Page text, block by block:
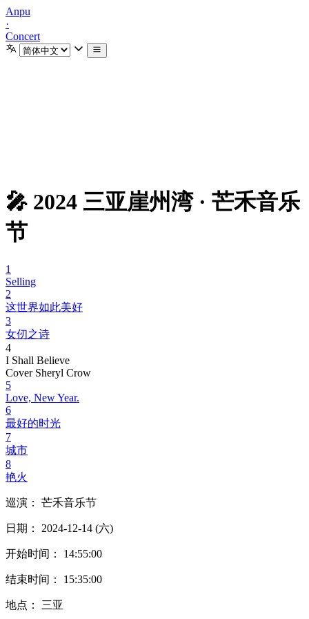
Anpu
·
Concert
🎤 2024 三亚崖州湾 · 芒禾音乐
节
1
Selling
2
这世界如此美好
3
女仞之诗
4
I Shall Believe
Cover Sheryl Crow
5
Love, New Year.
6
最好的时光
7
城市
8
艳火
巡演： 芒禾音乐节
日期： 2024-12-14 (六)
开始时间： 14:55:00
结束时间： 15:35:00
地点： 三亚